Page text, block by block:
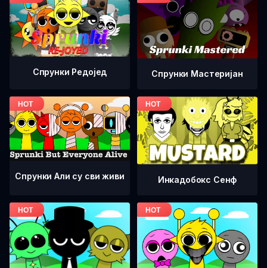
Спрунки Редоjед Спрунки Мастеријан
Спрунки Али су сви живи Инкадобокс Сенф